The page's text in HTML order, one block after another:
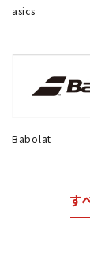
asics
Babolat
す